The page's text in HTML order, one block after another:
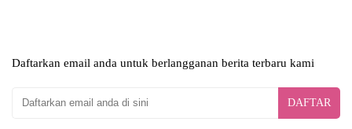
Daftarkan email anda untuk berlangganan berita terbaru kami
DAFTAR